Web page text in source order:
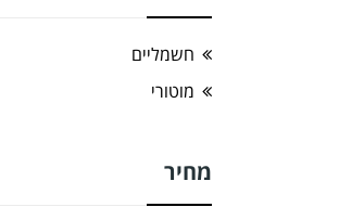
חשמליים
מוטורי
מחיר